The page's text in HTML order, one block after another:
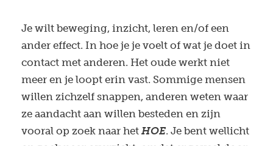
Je wilt beweging, inzicht, leren en/of een
ander effect. In hoe je je voelt of wat je doet in
contact met anderen. Het oude werkt niet
meer en je loopt erin vast. Sommige mensen
willen zichzelf snappen, anderen weten waar
ze aandacht aan willen besteden en zijn
vooral op zoek naar het HOE. Je bent wellicht